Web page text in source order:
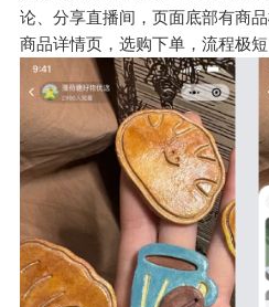
论、分享直播间，页面底部有商
商品详情页，选购下单，流程极短